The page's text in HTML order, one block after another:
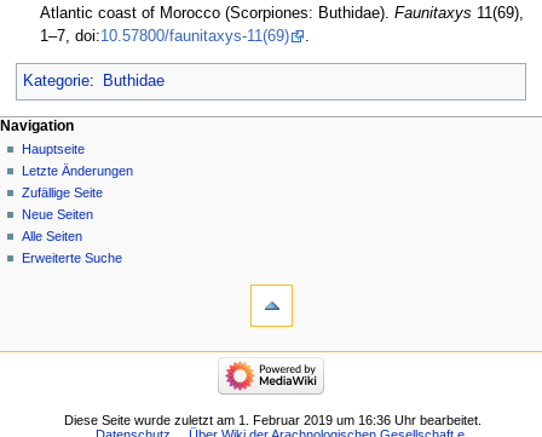
Atlantic coast of Morocco (Scorpiones: Buthidae). Faunitaxys 11(69),
1–7, doi:10.57800/faunitaxys-11(69)
Kategorie: Buthidae
Navigation
Hauptseite
Letzte Änderungen
Zufällige Seite
Neue Seiten
Alle Seiten
Erweiterte Suche
Diese Seite wurde zuletzt am 1. Februar 2019 um 16:36 Uhr bearbeitet.